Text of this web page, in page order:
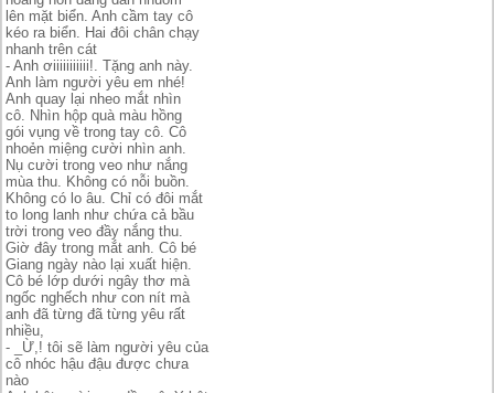
lên mặt biển. Anh cầm tay cô
kéo ra biển. Hai đôi chân chạy
nhanh trên cát
- Anh ơiiiiiiiiiii!. Tặng anh này.
Anh làm người yêu em nhé!
Anh quay lại nheo mắt nhìn
cô. Nhìn hộp quà màu hồng
gói vụng về trong tay cô. Cô
nhoẻn miệng cười nhìn anh.
Nụ cười trong veo như nắng
mùa thu. Không có nỗi buồn.
Không có lo âu. Chỉ có đôi mắt
to long lanh như chứa cả bầu
trời trong veo đầy nắng thu.
Giờ đây trong mắt anh. Cô bé
Giang ngày nào lại xuất hiện.
Cô bé lớp dưới ngây thơ mà
ngốc nghếch như con nít mà
anh đã từng đã từng yêu rất
nhiều,
- _Ừ,! tôi sẽ làm người yêu của
cô nhóc hậu đậu được chưa
nào